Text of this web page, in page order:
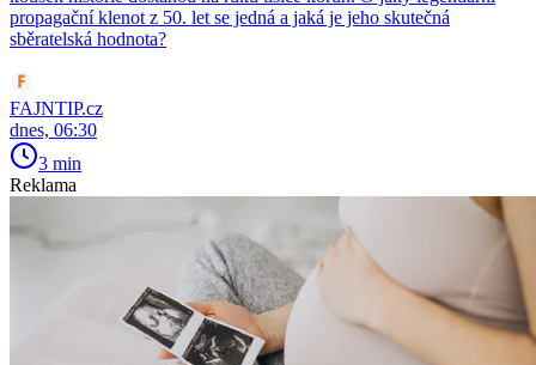
propagační klenot z 50. let se jedná a jaká je jeho skutečná
sběratelská hodnota?
FAJNTIP.cz
dnes, 06:30
3 min
Reklama